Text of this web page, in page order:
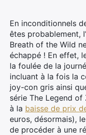
En inconditionnels
êtes probablement,
Breath of the Wild
échappé ! En effet,
la foulée de la
incluant à la fois la
joy-con gris ainsi
série The Legend of
à la baisse de prix
euros, désormais),
de procéder à une